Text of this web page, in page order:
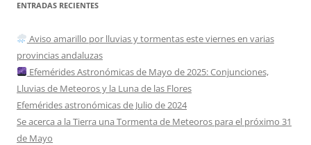
ENTRADAS RECIENTES
Aviso amarillo por lluvias y tormentas este viernes en varias
provincias andaluzas
Efemérides Astronómicas de Mayo de 2025: Conjunciones,
Lluvias de Meteoros y la Luna de las Flores
Efemérides astronómicas de Julio de 2024
Se acerca a la Tierra una Tormenta de Meteoros para el próximo 31
de Mayo